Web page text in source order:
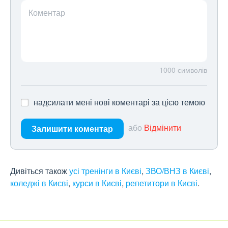
Коментар
1000 символів
надсилати мені нові коментарі за цією темою
Залишити коментар або Відмінити
Дивіться такожусі тренінги в Києві, ЗВО/ВНЗ в Києві,
коледжі в Києві, курси в Києві, репетитори в Києві.